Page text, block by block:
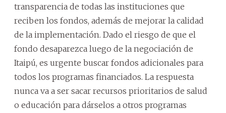
transparencia de todas las instituciones que
reciben los fondos, además de mejorar la calidad
de la implementación. Dado el riesgo de que el
fondo desaparezca luego de la negociación de
Itaipú, es urgente buscar fondos adicionales para
todos los programas financiados. La respuesta
nunca va a ser sacar recursos prioritarios de salud
o educación para dárselos a otros programas